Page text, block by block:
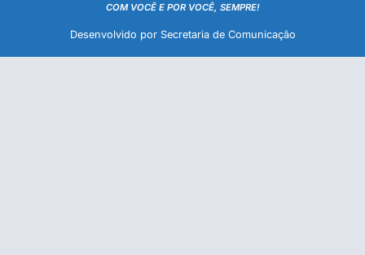
COM VOCÊ E POR VOCÊ, SEMPRE!
Desenvolvido por Secretaria de Comunicação